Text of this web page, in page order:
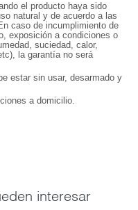
el producto haya sido
natural y de acuerdo a las
caso de incumplimiento de
exposición a condiciones o
suciedad, calor,
la garantía no será
estar sin usar, desarmado y
a domicilio.
interesar